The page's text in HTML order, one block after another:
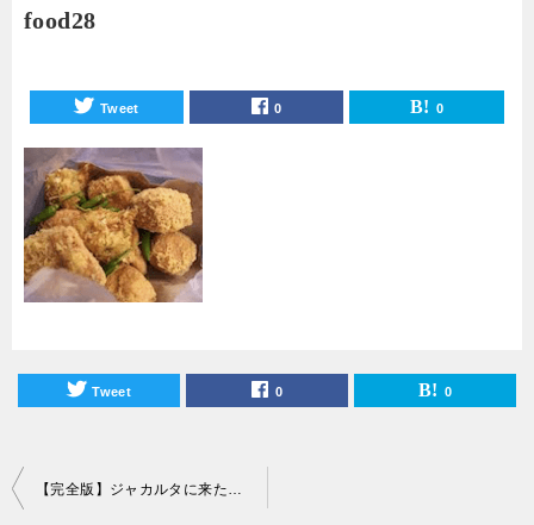
food28
Tweet 0 0
Tweet 0 0
投
【完全版】ジャカルタに来たらこれを食べろ！おすすめローカルフード30選から究極のインドネシア料理を厳選！